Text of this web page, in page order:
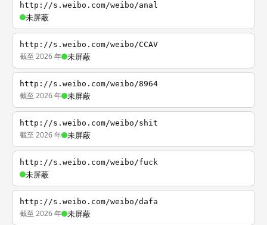
http://s.weibo.com/weibo/anal
未屏蔽
http://s.weibo.com/weibo/CCAV
截至 2026 年 未屏蔽
http://s.weibo.com/weibo/8964
截至 2026 年 未屏蔽
http://s.weibo.com/weibo/shit
截至 2026 年 未屏蔽
http://s.weibo.com/weibo/fuck
未屏蔽
http://s.weibo.com/weibo/dafa
截至 2026 年 未屏蔽